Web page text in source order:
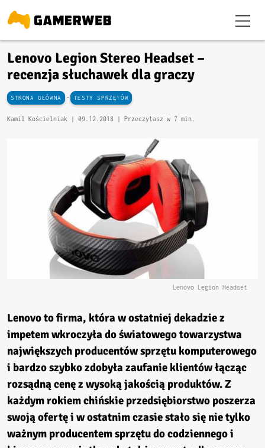
Lenovo Legion Stereo Headset –
recenzja słuchawek dla graczy
STRONA GŁÓWNA - TESTY SPRZĘTÓW
Kamil Kościelniak | 09.12.2018 | Przeczytasz w 7 min.
Lenovo Legion Headset
Lenovo to firma, która w ostatniej dekadzie z
impetem wkroczyła do światowego towarzystwa
największych producentów sprzętu komputerowego
i bardzo szybko zdobyła zaufanie klientów łącząc
rozsądną cenę z wysoką jakością produktów. Z
każdym rokiem chińskie przedsiębiorstwo poszerza
swoją ofertę i w ostatnim czasie stało się nie tylko
ważnym producentem sprzętu do codziennego i